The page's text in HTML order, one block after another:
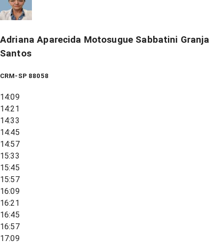
Adriana Aparecida Motosugue Sabbatini Granja
Santos
CRM-SP 88058
14:09
14:21
14:33
14:45
14:57
15:33
15:45
15:57
16:09
16:21
16:45
16:57
17:09